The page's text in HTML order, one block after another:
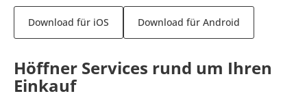
Download für iOS Download für Android
Höffner Services rund um Ihren
Einkauf